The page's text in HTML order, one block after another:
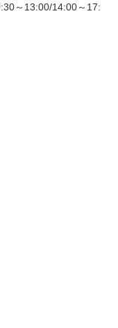
～13:00/14:00～17: